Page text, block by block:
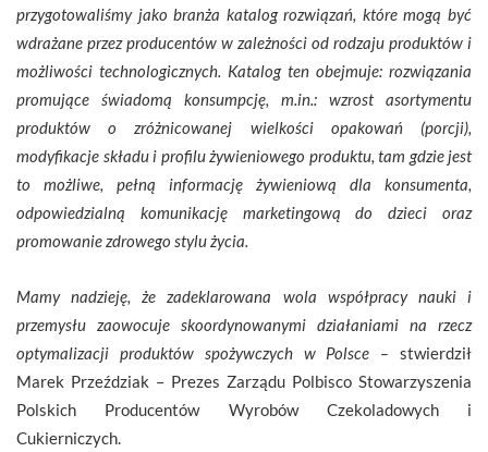
przygotowaliśmy jako branża katalog rozwiązań, które mogą być
wdrażane przez producentów w zależności od rodzaju produktów i
możliwości technologicznych. Katalog ten obejmuje: rozwiązania
promujące świadomą konsumpcję, m.in.: wzrost asortymentu
produktów o zróżnicowanej wielkości opakowań (porcji),
modyfikacje składu i profilu żywieniowego produktu, tam gdzie jest
to możliwe, pełną informację żywieniową dla konsumenta,
odpowiedzialną komunikację marketingową do dzieci oraz
promowanie zdrowego stylu życia.
Mamy nadzieję, że zadeklarowana wola współpracy nauki i
przemysłu zaowocuje skoordynowanymi działaniami na rzecz
optymalizacji produktów spożywczych w Polsce – stwierdził
Marek Przeździak – Prezes Zarządu Polbisco Stowarzyszenia
Polskich Producentów Wyrobów Czekoladowych i
Cukierniczych.